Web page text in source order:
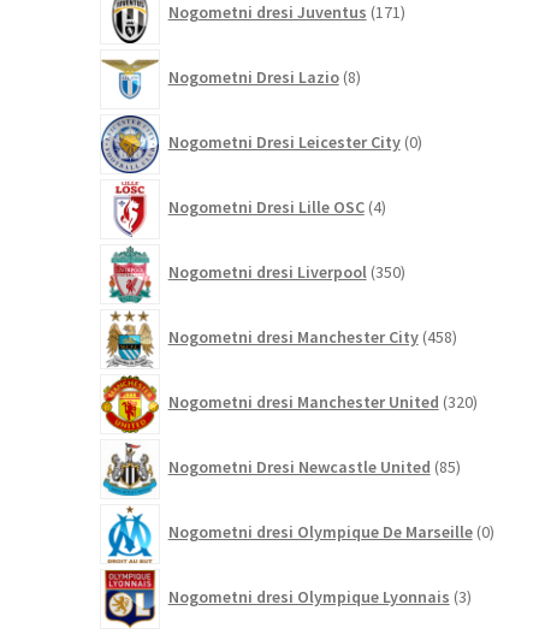
Nogometni dresi Juventus 171izdelkov
Nogometni Dresi Lazio 8izdelkov
Nogometni Dresi Leicester City 0izdelkov
Nogometni Dresi Lille OSC 4izdelki
Nogometni dresi Liverpool 350izdelkov
Nogometni dresi Manchester City 458izdelkov
Nogometni dresi Manchester United 320izdelkov
Nogometni Dresi Newcastle United 85izdelkov
Nogometni dresi Olympique De Marseille 0
Nogometni dresi Olympique Lyonnais 3izdelki